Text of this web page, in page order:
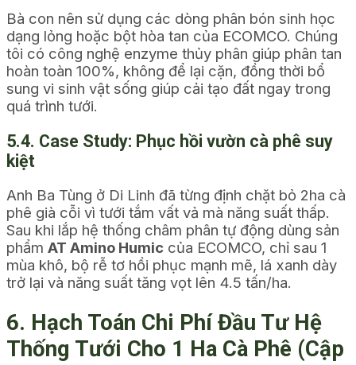
Bà con nên sử dụng các dòng phân bón sinh học
dạng lỏng hoặc bột hòa tan của ECOMCO. Chúng
tôi có công nghệ enzyme thủy phân giúp phân tan
hoàn toàn 100%, không để lại cặn, đồng thời bổ
sung vi sinh vật sống giúp cải tạo đất ngay trong
quá trình tưới.
5.4. Case Study: Phục hồi vườn cà phê suy
kiệt
Anh Ba Tùng ở Di Linh đã từng định chặt bỏ 2ha cà
phê già cỗi vì tưới tắm vất vả mà năng suất thấp.
Sau khi lắp hệ thống châm phân tự động dùng sản
phẩm AT Amino Humic của ECOMCO, chỉ sau 1
mùa khô, bộ rễ tơ hồi phục mạnh mẽ, lá xanh dày
trở lại và năng suất tăng vọt lên 4.5 tấn/ha.
6. Hạch Toán Chi Phí Đầu Tư Hệ
Thống Tưới Cho 1 Ha Cà Phê (Cập